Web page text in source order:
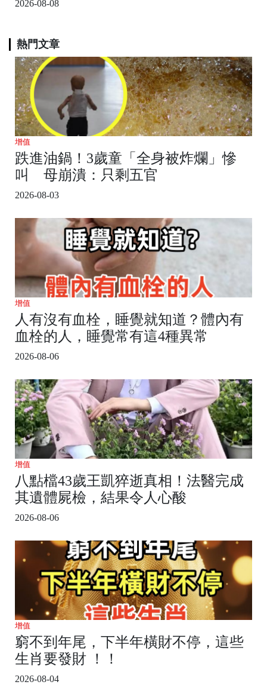
2026-08-08
熱門文章
增值
跌進油鍋！3歲童「全身被炸爛」慘
叫 母崩潰：只剩五官
2026-08-03
增值
人有沒有血栓，睡覺就知道？體內有
血栓的人，睡覺常有這4種異常
2026-08-06
增值
八點檔43歲王凱猝逝真相！法醫完成
其遺體屍檢，結果令人心酸
2026-08-06
增值
窮不到年尾，下半年橫財不停，這些
生肖要發財 ！！
2026-08-04